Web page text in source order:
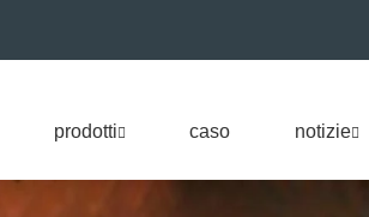
prodotti caso notizie